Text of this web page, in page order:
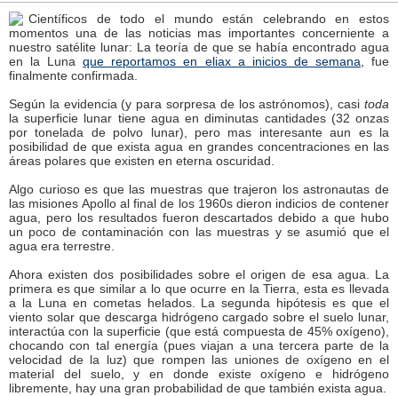
Científicos de todo el mundo están celebrando en estos
momentos una de las noticias mas importantes concerniente a
nuestro satélite lunar: La teoría de que se había encontrado agua
en la Lunaque reportamos en eliax a inicios de semana , fue
finalmente confirmada.
Según la evidencia (y para sorpresa de los astrónomos), casi toda
la superficie lunar tiene agua en diminutas cantidades (32 onzas
por tonelada de polvo lunar), pero mas interesante aun es la
posibilidad de que exista agua en grandes concentraciones en las
áreas polares que existen en eterna oscuridad.
Algo curioso es que las muestras que trajeron los astronautas de
las misiones Apollo al final de los 1960s dieron indicios de contener
agua, pero los resultados fueron descartados debido a que hubo
un poco de contaminación con las muestras y se asumió que el
agua era terrestre.
Ahora existen dos posibilidades sobre el origen de esa agua. La
primera es que similar a lo que ocurre en la Tierra, esta es llevada
a la Luna en cometas helados. La segunda hipótesis es que el
viento solar que descarga hidrógeno cargado sobre el suelo lunar,
interactúa con la superficie (que está compuesta de 45% oxígeno),
chocando con tal energía (pues viajan a una tercera parte de la
velocidad de la luz) que rompen las uniones de oxígeno en el
material del suelo, y en donde existe oxígeno e hidrógeno
libremente, hay una gran probabilidad de que también exista agua.